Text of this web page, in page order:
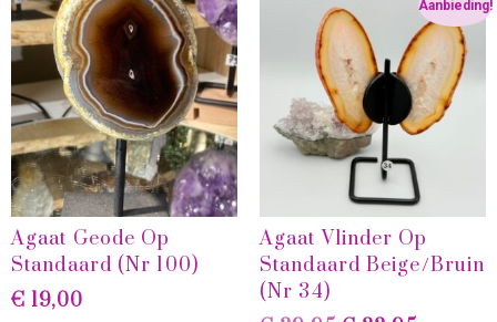
Agaat Geode Op
Standaard (Nr 100)
€ 19,00
Aanbieding!
Agaat Vlinder Op
Standaard Beige/bruin
(Nr 34)